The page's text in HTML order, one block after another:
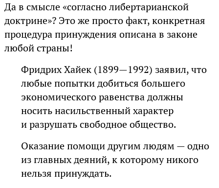
Да в смысле «согласно либертарианской
доктрине»? Это же просто факт, конкретная
процедура принуждения описана в законе
любой страны!
Фридрих Хайек (1899—1992) заявил, что
любые попытки добиться большего
экономического равенства должны
носить насильственный характер
и разрушать свободное общество.
Оказание помощи другим людям — одно
из главных деяний, к которому никого
нельзя принуждать.